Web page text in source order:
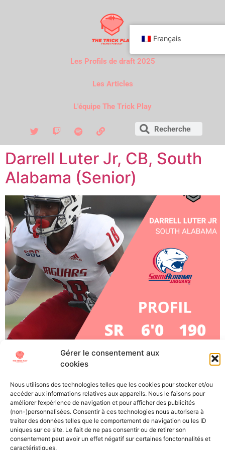
Gérer le consentement aux
cookies
Nous utilisons des technologies telles que les cookies pour stocker et/ou
accéder aux informations relatives aux appareils. Nous le faisons pour
améliorer l’expérience de navigation et pour afficher des publicités
(non-)personnalisées. Consentir à ces technologies nous autorisera à
traiter des données telles que le comportement de navigation ou les ID
uniques sur ce site. Le fait de ne pas consentir ou de retirer son
consentement peut avoir un effet négatif sur certaines fonctonnalités et
caractéristiques.
Les Profils de draft 2025
Les Articles
L'équipe The Trick Play
Darrell Luter Jr, CB, South
Alabama (Senior)
Darrell Luter Jr, CB, South Alabama (Senior) À
l’approche de la Draft NFL 2023, The Trick Play vous
si particulier. Découvrez les futures stars (ou
désillusions) de la NFL grâce à nos « scouting reports »,
les présentations détaillées des meilleurs joueurs
universitaires. Points forts : […]
Français